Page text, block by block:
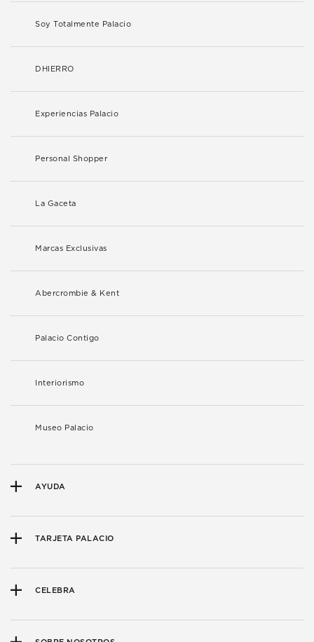
Soy Totalmente Palacio
DHIERRO
Experiencias Palacio
Personal Shopper
La Gaceta
Marcas Exclusivas
Abercrombie & Kent
Palacio Contigo
Interiorismo
Museo Palacio
AYUDA
TARJETA PALACIO
CELEBRA